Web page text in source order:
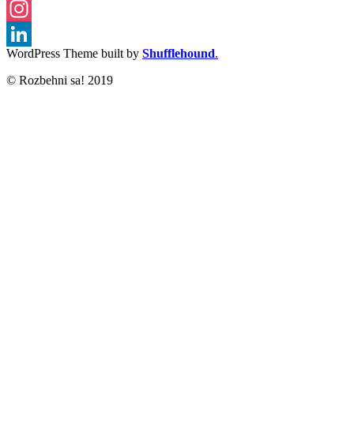
Facebook
Instagram
LinkedIn
WordPress Theme built by Shufflehound.
© Rozbehni sa! 2019